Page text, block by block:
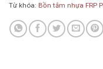
Từ khóa: Bồn tắm nhựa FRP